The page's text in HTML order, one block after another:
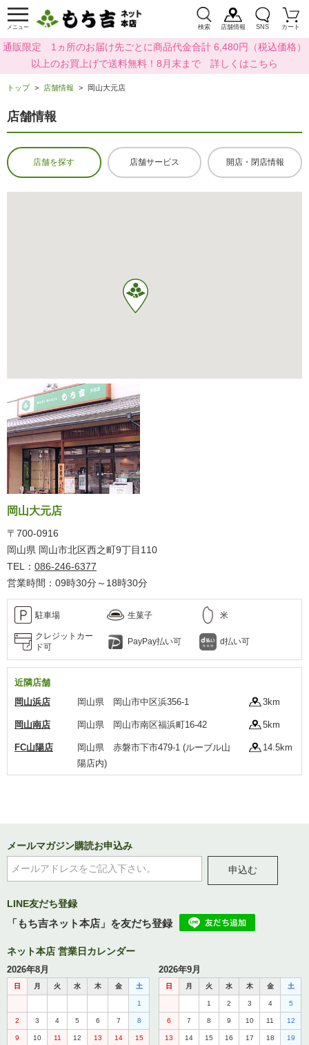
メニュー 検索 店舗情報 SNS カート
通販限定 1ヵ所のお届け先ごとに商品代金合計 6,480円（税込価格）
以上のお買上げで送料無料！8月末まで 詳しくはこちら
トップ 店舗情報 岡山大元店
店舗情報
店舗を探す 店舗サービス 開店・閉店情報
岡山大元店
〒700-0916
岡山県 岡山市北区西之町9丁目110
TEL： 086-246-6377
営業時間：09時30分～18時30分
駐車場 生菓子 米
クレジットカー
ド可
PayPay払い可 d払い可
近隣店舗
岡山浜店
岡山県 岡山市中区浜356-1 3km
岡山南店 岡山県 岡山市南区福浜町16-42 5km
FC山陽店
岡山県 赤磐市下市479-1 (ルーブル山
陽店内)
14.5km
メールマガジン購読お申込み
申込む
LINE友だち登録
「もち吉ネット本店」を友だち登録
ネット本店 営業日カレンダー
2026年8月
日 月 火 水 木 金 土
1
2 3 4 5 6 7 8
9 10 11 12 13 14 15
2026年9月
日 月 火 水 木 金 土
1 2 3 4 5
6 7 8 9 10 11 12
13 14 15 16 17 18 19